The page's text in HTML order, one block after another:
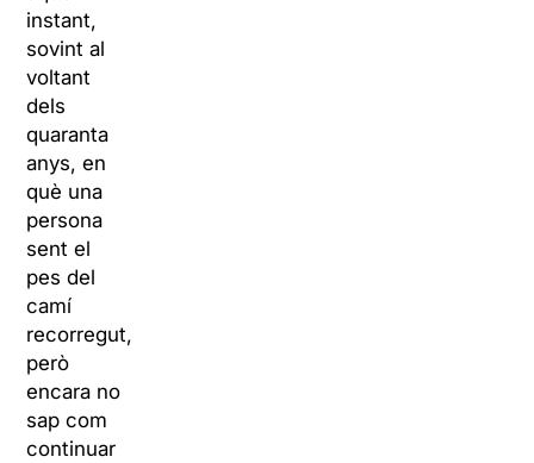
instant,
sovint al
voltant
dels
quaranta
anys, en
què una
persona
sent el
pes del
camí
recorregut,
però
encara no
sap com
continuar